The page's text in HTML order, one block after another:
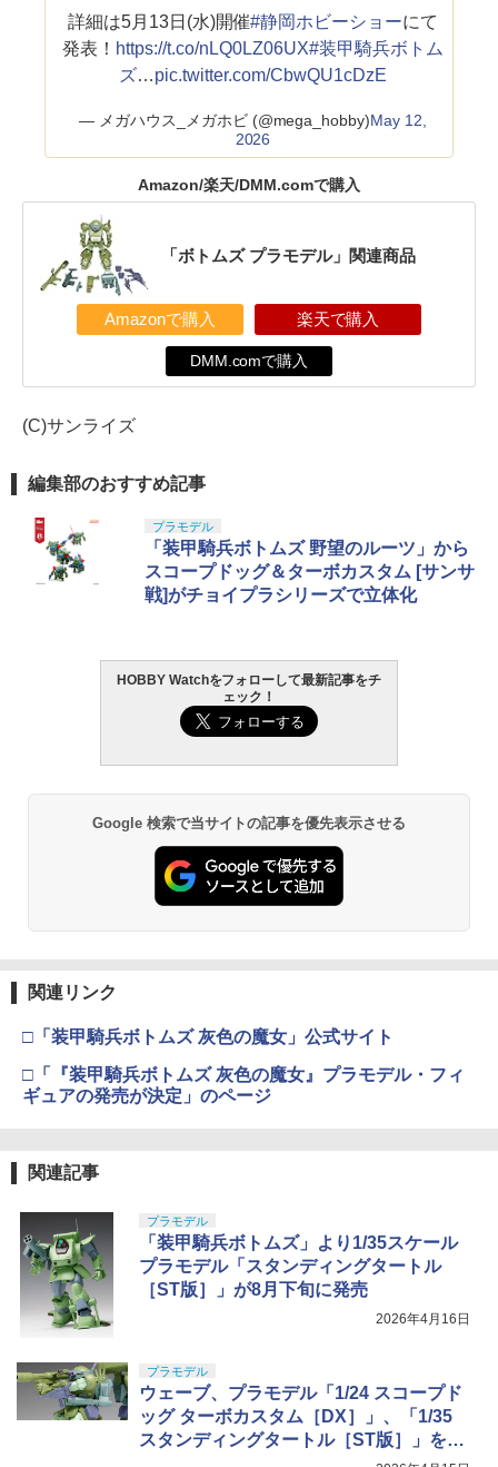
詳細は5月13日(水)開催#静岡ホビーショーにて
発表！ https://t.co/nLQ0LZ06UX#装甲騎兵ボトム
ズ…pic.twitter.com/CbwQU1cDzE
— メガハウス_メガホビ (@mega_hobby)May 12,
2026
Amazon/楽天/DMM.comで購入
「ボトムズ プラモデル」関連商品
Amazonで購入 楽天で購入
DMM.comで購入
(C)サンライズ
編集部のおすすめ記事
プラモデル
「装甲騎兵ボトムズ 野望のルーツ」から
スコープドッグ＆ターボカスタム [サンサ
戦]がチョイプラシリーズで立体化
HOBBY Watchをフォローして最新記事をチ
ェック！
Google 検索で当サイトの記事を優先表示させる
関連リンク
□「装甲騎兵ボトムズ 灰色の魔女」公式サイト
□「『装甲騎兵ボトムズ 灰色の魔女』プラモデル・フィ
ギュアの発売が決定」のページ
関連記事
プラモデル
「装甲騎兵ボトムズ」より1/35スケール
プラモデル「スタンディングタートル
［ST版］」が8月下旬に発売
2026年4月16日
プラモデル
ウェーブ、プラモデル「1/24 スコープド
ッグ ターボカスタム［DX］」、「1/35
スタンディングタートル［ST版］」を4